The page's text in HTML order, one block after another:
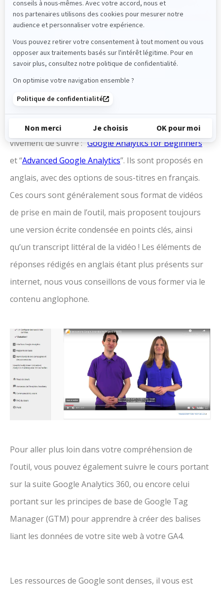
Dans le cadre de la certification GA4, il existe quatre
cours principaux dont deux que nous vous conseillons
vivement de suivre : “ Google Analytics for Beginners
et “Advanced Google Analytics”. Ils sont proposés en
anglais, avec des options de sous-titres en français.
Ces cours sont généralement sous format de vidéos
de prise en main de l’outil, mais proposent toujours
une version écrite condensée en points clés, ainsi
qu’un transcript littéral de la vidéo ! Les éléments de
réponses rédigés en anglais étant plus présents sur
internet, nous vous conseillons de vous former via le
contenu anglophone.
Pour aller plus loin dans votre compréhension de
l’outil, vous pouvez également suivre le cours portant
sur la suite Google Analytics 360, ou encore celui
portant sur les principes de base de Google Tag
Manager (GTM) pour apprendre à créer des balises
liant les données de votre site web à votre GA4.
Les ressources de Google sont denses, il vous est